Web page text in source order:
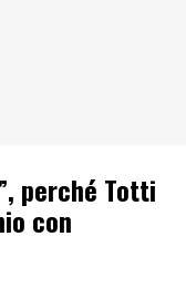
perché Totti
con